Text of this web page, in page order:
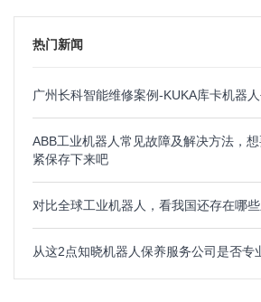
热门新闻
广州长科智能维修案例-KUKA库卡机器
ABB工业机器人常见故障及解决方法，
紧保存下来吧
对比全球工业机器人，看我国还存在哪
从这2点知晓机器人保养服务公司是否专